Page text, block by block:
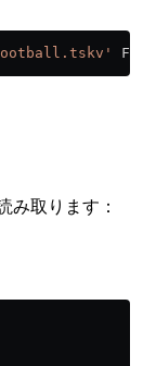
み取ります：